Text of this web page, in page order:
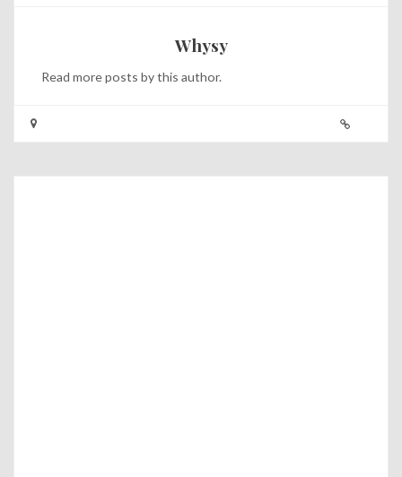
Whysy
Read more posts by this author.